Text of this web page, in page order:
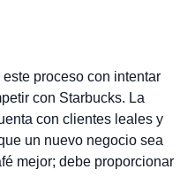
proceso con intentar
con Starbucks. La
con clientes leales y
un nuevo negocio sea
mejor; debe proporcionar